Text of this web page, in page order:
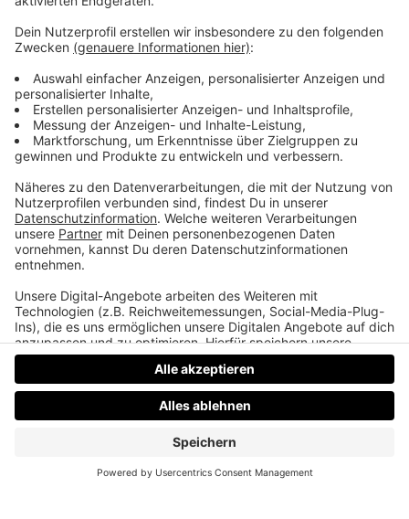
Heartstopper / Netflix
Eine Coming of Age UND Coming Out Geschichte
von zwei besten Freunden die sich einander
verlieben.
DatenschutzImpressumAGBsJobsKontakt